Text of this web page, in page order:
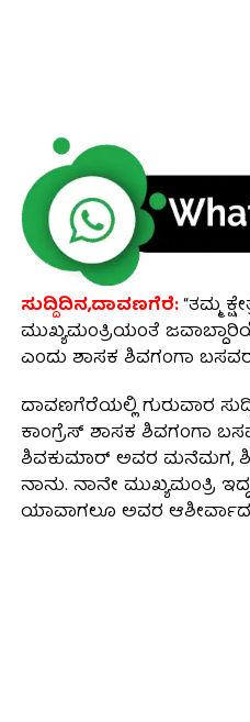
ಸುದ್ದಿದಿನ,ದಾವಣಗೆರೆ:“ತಮ್ಮ
ಮುಖ್ಯಮಂತ್ರಿಯಂತೆ
ಎಂದು ಶಾಸಕ ಶಿವಗಂಗಾ
ದಾವಣಗೆರೆಯಲ್ಲಿ ಗುರುವಾರ
ಕಾಂಗ್ರೆಸ್ ಶಾಸಕ ಶಿವಗಂಗಾ
ಶಿವಕುಮಾರ್‌ ಅವರ ಮನೆಮಗ,
ನಾನು. ನಾನೇ ಮುಖ್ಯಮಂತ್ರಿ
ಯಾವಾಗಲೂ ಅವರ ಆಶೀರ್ವಾದ